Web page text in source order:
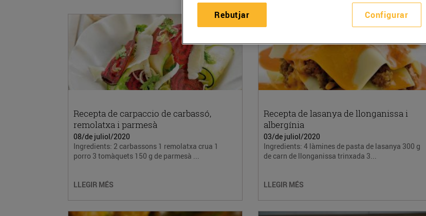
Recepta de carpaccio de carbassó,
remolatxa i parmesà
08/de juliol/2020
Ingredients: 2 carbassons 1 remolatxa crua 1
porro 3 tomàquets 150 g de parmesà ...
LLEGIR MÉS
Recepta de lasanya de llonganissa i
albergínia
03/de juliol/2020
Ingredients: 4 làmines de pasta de lasanya 300 g
de carn de llonganissa trinxada 3...
LLEGIR MÉS
Configurar
Rebutjar